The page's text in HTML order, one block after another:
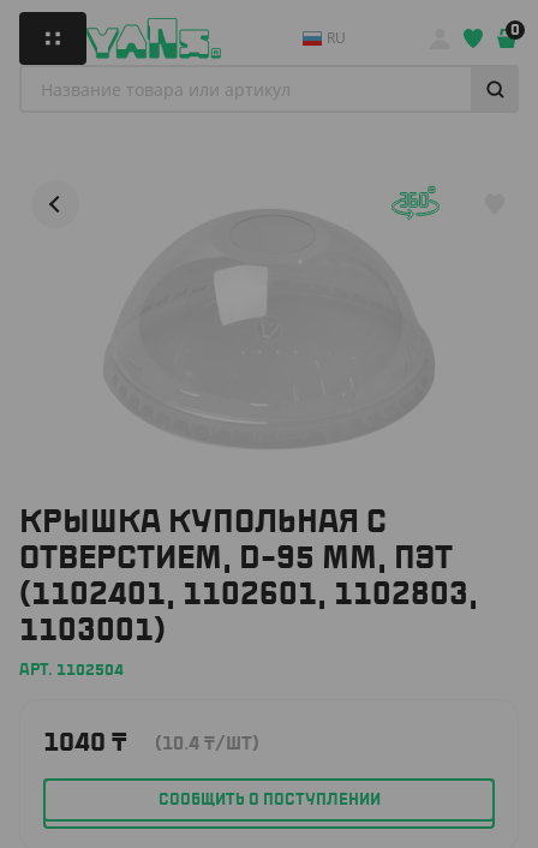
RU 0
КРЫШКА КУПОЛЬНАЯ С
ОТВЕРСТИЕМ, D-95 ММ, ПЭТ
(1102401, 1102601, 1102803,
1103001)
АРТ. 1102504
1040 ₸ (10.4 ₸/ШТ)
СООБЩИТЬ О ПОСТУПЛЕНИИ